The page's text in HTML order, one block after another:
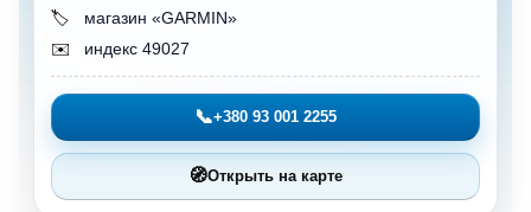
🏷️
магазин «GARMIN»
✉️
индекс 49027
📞+380 93 001 2255
🧭Открыть на карте